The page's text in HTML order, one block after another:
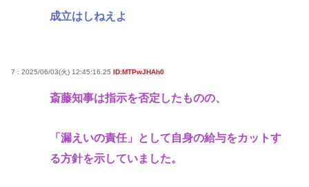
成立はしねえよ
7 : 2025/06/03(火) 12:45:16.25 ID:MTPwJHAh0
斎藤知事は指示を否定したものの、
「漏えいの責任」として自身の給与をカットす
る方針を示していました。